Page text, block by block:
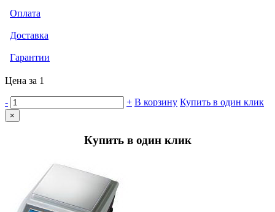
Оплата
Доставка
Гарантии
Цена за 1
- + В корзину Купить в один клик
×
Купить в один клик